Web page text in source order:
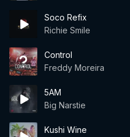
Soco Refix
Richie Smile
Control
Freddy Moreira
5AM
Big Narstie
Kushi Wine